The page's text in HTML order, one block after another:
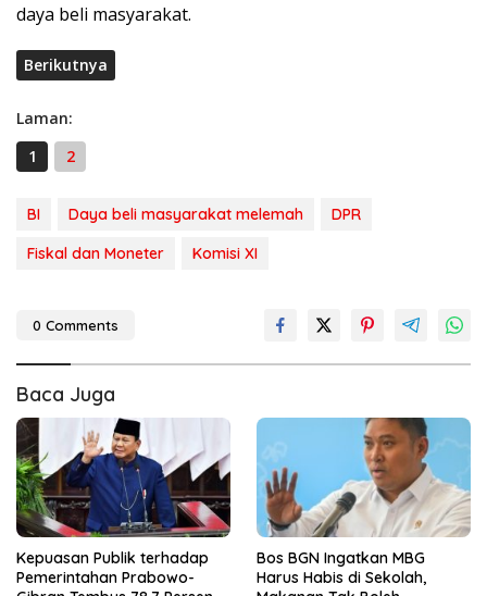
daya beli masyarakat.
Berikutnya
Laman:
1
2
BI Daya beli masyarakat melemah
DPR
Fiskal dan Moneter
Komisi XI
0 Comments
Baca Juga
Kepuasan Publik terhadap
Pemerintahan Prabowo-
Bos BGN Ingatkan MBG
Harus Habis di Sekolah,